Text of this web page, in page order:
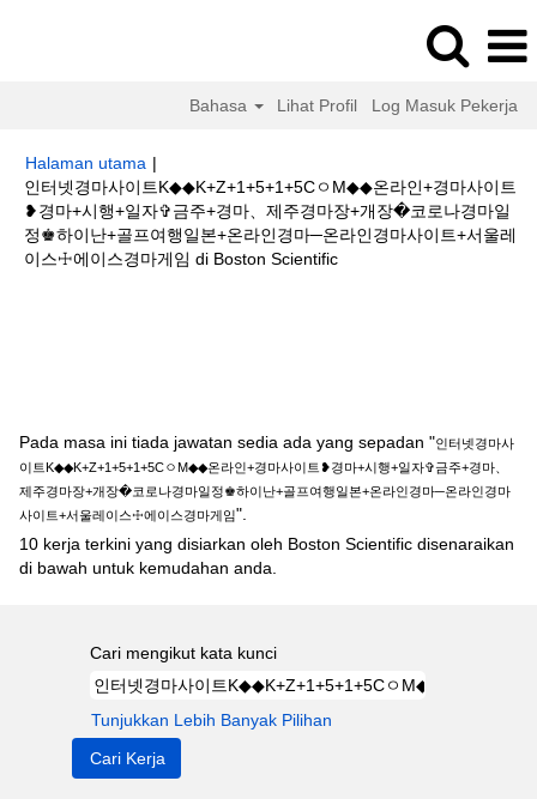
Bahasa Lihat Profil Log Masuk Pekerja
Halaman utama |
인터넷경마사이트K◆◆K+Z+1+5+1+5CㅇM◆◆온라인+경마사이트
❥경마+시행+일자✞금주+경마、제주경마장+개장�코로나경마일
정♚하이난+골프여행일본+온라인경마─온라인경마사이트+서울레
이스☩에이스경마게임 di Boston Scientific(halaman
Pada masa ini tiada jawatan sedia ada yang sepadan "인터넷경마사
이트K◆◆K+Z+1+5+1+5CㅇM◆◆온라인+경마사이트❥경마+시행+일자✞금주+경마、
제주경마장+개장�코로나경마일정♚하이난+골프여행일본+온라인경마─온라인경마
사이트+서울레이스☩에이스경마게임".
10 kerja terkini yang disiarkan oleh Boston Scientific disenaraikan
di bawah untuk kemudahan anda.
Cari mengikut kata kunci
Tunjukkan Lebih Banyak Pilihan